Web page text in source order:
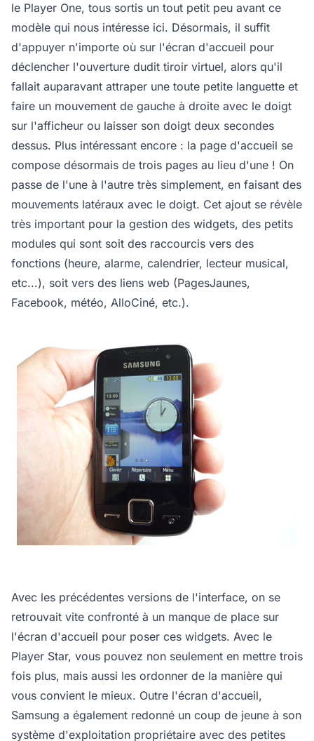
le Player One, tous sortis un tout petit peu avant ce
modèle qui nous intéresse ici. Désormais, il suffit
d'appuyer n'importe où sur l'écran d'accueil pour
déclencher l'ouverture dudit tiroir virtuel, alors qu'il
fallait auparavant attraper une toute petite languette et
faire un mouvement de gauche à droite avec le doigt
sur l'afficheur ou laisser son doigt deux secondes
dessus. Plus intéressant encore : la page d'accueil se
compose désormais de trois pages au lieu d'une ! On
passe de l'une à l'autre très simplement, en faisant des
mouvements latéraux avec le doigt. Cet ajout se révèle
très important pour la gestion des widgets, des petits
modules qui sont soit des raccourcis vers des
fonctions (heure, alarme, calendrier, lecteur musical,
etc...), soit vers des liens web (PagesJaunes,
Facebook, météo, AlloCiné, etc.).
Avec les précédentes versions de l'interface, on se
retrouvait vite confronté à un manque de place sur
l'écran d'accueil pour poser ces widgets. Avec le
Player Star, vous pouvez non seulement en mettre trois
fois plus, mais aussi les ordonner de la manière qui
vous convient le mieux. Outre l'écran d'accueil,
Samsung a également redonné un coup de jeune à son
système d'exploitation propriétaire avec des petites